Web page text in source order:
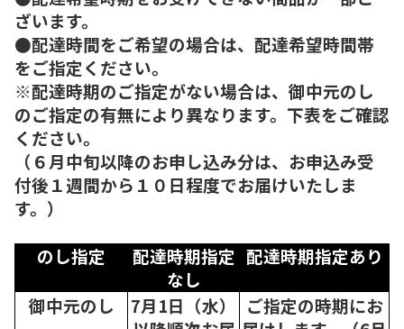
ざいます。
●配達時間をご希望の場合は、配達希望時間帯
をご指定ください。
※配達時期のご指定がない場合は、御中元のし
のご指定の有無により異なります。下表をご確認
ください。
（６月中旬以降のお申し込み分は、お申込み受
付後１週間から１０日程度でお届けいたしま
す。）
のし指定
配達時期指定
なし
配達時期指定あり
御中元のし
7月1日（水）
ご指定の時期にお